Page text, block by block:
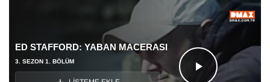
ED STAFFORD: YABAN MACERASI
3. SEZON 1. BÖLÜM